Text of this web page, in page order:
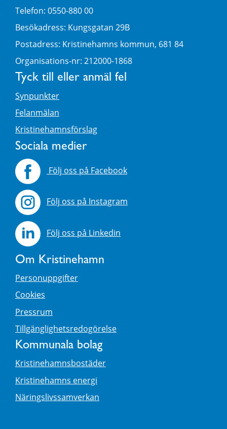
Telefon: 0550-880 00
Besökadress: Kungsgatan 29B
Postadress: Kristinehamns kommun, 681 84
Organisations-nr: 212000-1868
Tyck till eller anmäl fel
Synpunkter
Felanmälan
Kristinehamnsförslag
Sociala medier
Följ oss på Facebook
Följ oss på Instagram
Följ oss på Linkedin
Om Kristinehamn
Personuppgifter
Cookies
Pressrum
Tillgänglighetsredogörelse
Kommunala bolag
Kristinehamnsbostäder
Kristinehamns energi
Näringslivssamverkan